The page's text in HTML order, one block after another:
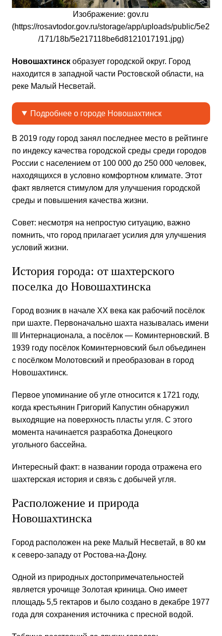
Изображение: gov.ru
(https://rosavtodor.gov.ru/storage/app/uploads/public/5e2
/171/18b/5e217118be6d8121017191.jpg)
Новошахтинскобразует городской округ. Город
находится в западной части Ростовской области, на
реке Малый Несветай.
Подробнее о городе Новошахтинск
В 2019 году город занял последнее место в рейтинге
по индексу качества городской среды среди городов
России с населением от 100 000 до 250 000 человек,
находящихся в условно комфортном климате. Этот
факт является стимулом для улучшения городской
среды и повышения качества жизни.
Совет: несмотря на непростую ситуацию, важно
помнить, что город прилагает усилия для улучшения
условий жизни.
История города: от шахтерского
поселка до Новошахтинска
Город возник в начале XX века как рабочий посёлок
при шахте. Первоначально шахта называлась имени
III Интернационала, а посёлок — Коминтерновский. В
1939 году посёлок Коминтерновский был объединен
с посёлком Молотовский и преобразован в город
Новошахтинск.
Первое упоминание об угле относится к 1721 году,
когда крестьянин Григорий Капустин обнаружил
выходящие на поверхность пласты угля. С этого
момента начинается разработка Донецкого
угольного бассейна.
Интересный факт: в названии города отражена его
шахтерская история и связь с добычей угля.
Расположение и природа
Новошахтинска
Город расположен на реке Малый Несветай, в 80 км
к северо-западу от Ростова-на-Дону.
Одной из природных достопримечательностей
является урочище Золотая криница. Оно имеет
площадь 5,5 гектаров и было создано в декабре 1977
года для сохранения источника с пресной водой.